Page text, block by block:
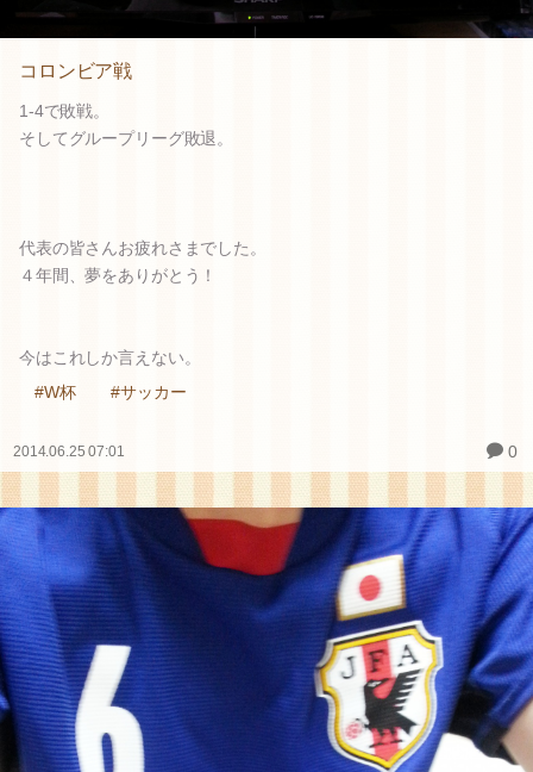
コロンビア戦
1-4で敗戦。
そしてグループリーグ敗退。
代表の皆さんお疲れさまでした。
４年間、夢をありがとう！
今はこれしか言えない。
#W杯
#サッカー
2014.06.25 07:01 0